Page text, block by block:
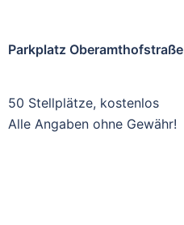
Parkplatz Oberamthofstraße
50 Stellplätze, kostenlos
Alle Angaben ohne Gewähr!